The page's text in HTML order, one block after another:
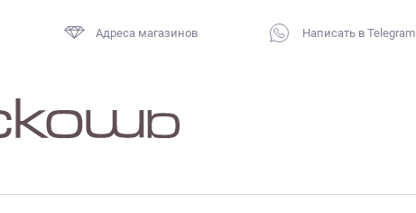
Адреса магазинов Написать в Telegram